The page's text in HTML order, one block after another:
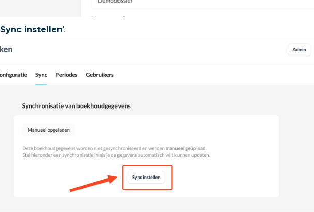
Sync instellen'.